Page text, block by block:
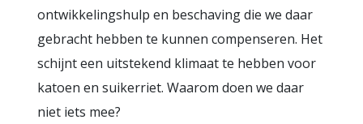
ontwikkelingshulp en beschaving die we daar
gebracht hebben te kunnen compenseren. Het
schijnt een uitstekend klimaat te hebben voor
katoen en suikerriet. Waarom doen we daar
niet iets mee?